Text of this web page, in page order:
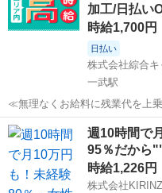
加工/日払い
時給1,700円
日払い
株式会社綜合
一武駅
≪無理なくお給料に残業代を上
く稼げます♪ ≪機能的な制服ア
み解消♪ ≪未経験の方も大カン
は不安だけど、 しっか...
熊本 球磨郡 一武駅
週10時間で
95％だから
時給1,226円
株式会社KIRINZ